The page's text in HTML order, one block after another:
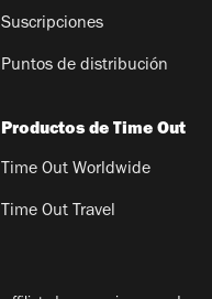
Suscripciones
Puntos de distribución
Productos de Time Out
Time Out Worldwide
Time Out Travel